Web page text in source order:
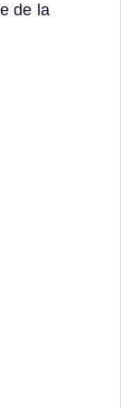
de la